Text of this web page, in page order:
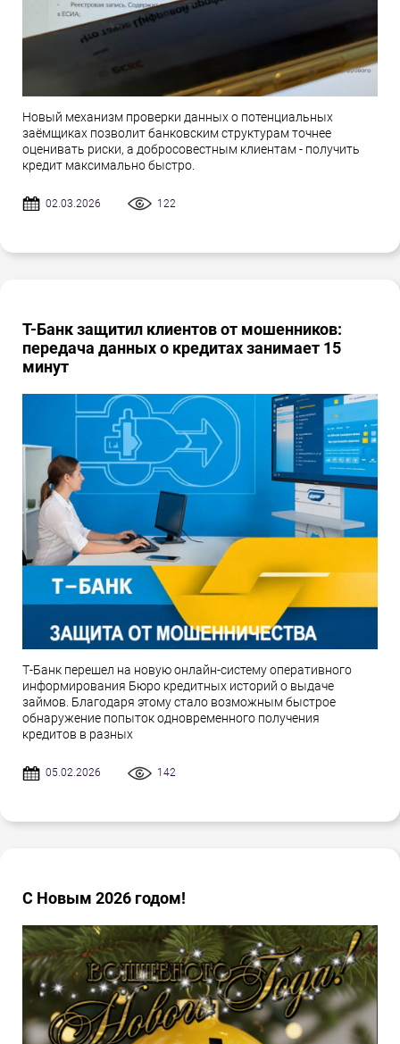
Новый механизм проверки данных о потенциальных
заёмщиках позволит банковским структурам точнее
оценивать риски, а добросовестным клиентам - получить
кредит максимально быстро.
02.03.2026 122
Т-Банк защитил клиентов от мошенников:
передача данных о кредитах занимает 15
минут
Т-Банк перешел на новую онлайн-систему оперативного
информирования Бюро кредитных историй о выдаче
займов. Благодаря этому стало возможным быстрое
обнаружение попыток одновременного получения
кредитов в разных
05.02.2026 142
С Новым 2026 годом!